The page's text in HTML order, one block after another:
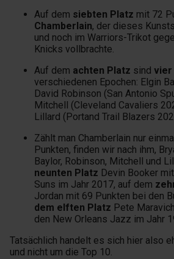
Auf dem siebten Platz mit 72
Chamberlain, der dieses
und noch im Warriors-Trikot
Knicks vollbrachte.
Auf dem achten Platz sind vier
verschiedenen Epochen: Elgin
David Robinson (San Antonio
Mitchell (Cleveland Cavaliers
Lillard (Portand Trail Blazers
Zählt man Chamberlain nur
Punkten, finden wir nach ihm,
Baylor, Robinson, Mitchell und
neunten Platz Devin Booker
Suns im Jahr 2017, auf dem
Jordan mit 69 Punkten bei den
dem elften Platz Pete
den New Orleans Jazz im Jahr
Tatsächlich handelt es sich hier also
und nicht um die Top 10.